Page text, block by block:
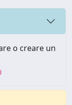
o creare un